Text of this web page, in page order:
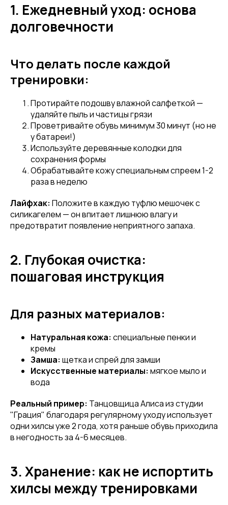
1. Ежедневный уход: основа
долговечности
Что делать после каждой
тренировки:
Протирайте подошву влажной салфеткой —
удаляйте пыль и частицы грязи
Проветривайте обувь минимум 30 минут (но не
у батареи!)
Используйте деревянные колодки для
сохранения формы
Обрабатывайте кожу специальным спреем 1-2
раза в неделю
Лайфхак: Положите в каждую туфлю мешочек с
силикагелем — он впитает лишнюю влагу и
предотвратит появление неприятного запаха.
2. Глубокая очистка:
пошаговая инструкция
Для разных материалов:
Натуральная кожа: специальные пенки и
кремы
Замша: щетка и спрей для замши
Искусственные материалы: мягкое мыло и
вода
Реальный пример: Танцовщица Алиса из студии
"Грация" благодаря регулярному уходу использует
одни хилсы уже 2 года, хотя раньше обувь приходила
в негодность за 4-6 месяцев.
3. Хранение: как не испортить
хилсы между тренировками